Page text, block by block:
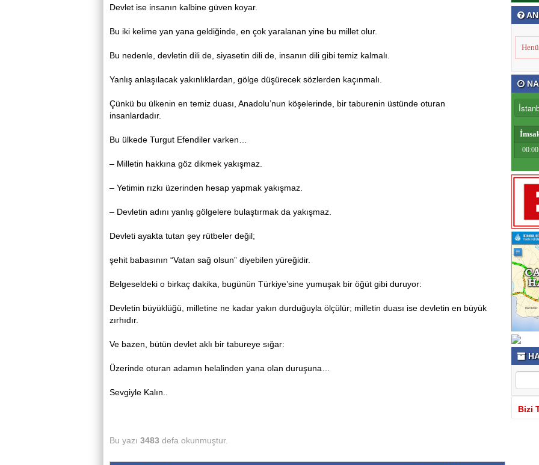
Devlet ise insanın kalbine güven koyar.
Bu iki kelime yan yana geldiğinde, en çok yaralanan yine bu millet olur.
Bu nedenle, devletin dili de, siyasetin dili de, insanın dili gibi temiz kalmalı.
Yanlış anlaşılacak yakınlıklardan, gölge düşürecek sözlerden kaçınmalı.
Çünkü bu ülkenin en temiz duası, Anadolu’nun köşelerinde, bir taburenin üstünde oturan
insanlardadır.
Bu ülkede Turgut Efendiler varken…
– Milletin hakkına göz dikmek yakışmaz.
– Yetimin rızkı üzerinden hesap yapmak yakışmaz.
– Devletin adını yanlış gölgelere bulaştırmak da yakışmaz.
Devleti ayakta tutan şey rütbeler değil;
şehit babasının “Vatan sağ olsun” diyebilen yüreğidir.
Belgeseldeki o birkaç dakika, bugünün Türkiye’sine yumuşak bir öğüt gibi duruyor:
Devletin büyüklüğü, milletine ne kadar yakın durduğuyla ölçülür; milletin duası ise devletin en büyük
zırhıdır.
Ve bazen, bütün devlet aklı bir tabureye sığar:
Üzerinde oturan adamın helalinden yana olan duruşuna…
Sevgiyle Kalın..
Bu yazı 3483 defa okunmuştur.
00:00
Bizi